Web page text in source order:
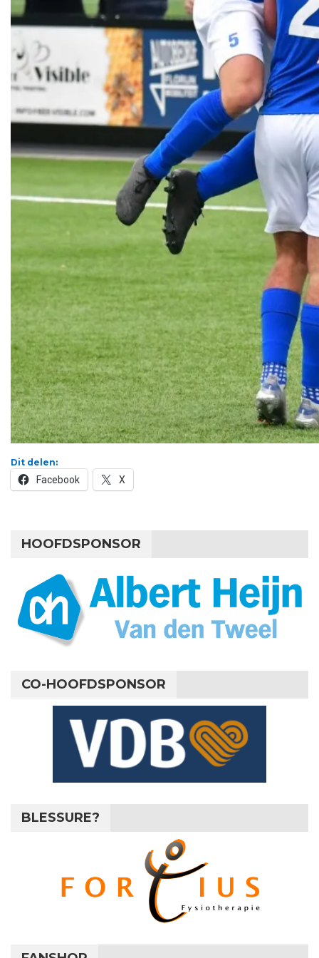
Dit delen:
Facebook X
HOOFDSPONSOR
CO-HOOFDSPONSOR
BLESSURE?